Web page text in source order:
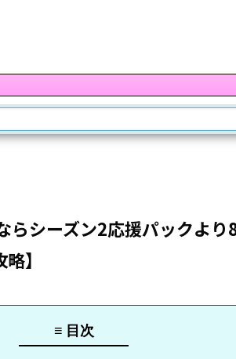
らシーズン2応援パックよ
】
≡ 目次